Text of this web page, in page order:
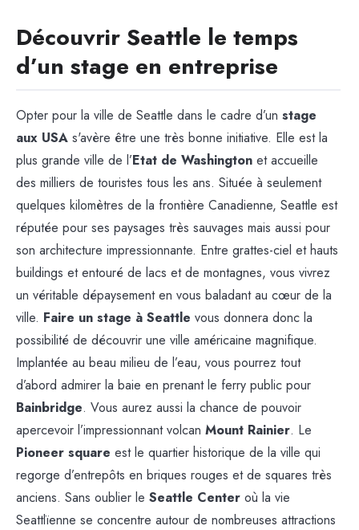
Découvrir Seattle le temps
d’un stage en entreprise
Opter pour la ville de Seattle dans le cadre d’un stage
aux USA s'avère être une très bonne initiative. Elle est la
plus grande ville de l’Etat de Washington et accueille
des milliers de touristes tous les ans. Située à seulement
quelques kilomètres de la frontière Canadienne, Seattle est
réputée pour ses paysages très sauvages mais aussi pour
son architecture impressionnante. Entre grattes-ciel et hauts
buildings et entouré de lacs et de montagnes, vous vivrez
un véritable dépaysement en vous baladant au cœur de la
ville. Faire un stage à Seattle vous donnera donc la
possibilité de découvrir une ville américaine magnifique.
Implantée au beau milieu de l’eau, vous pourrez tout
d’abord admirer la baie en prenant le ferry public pour
Bainbridge. Vous aurez aussi la chance de pouvoir
apercevoir l’impressionnant volcan Mount Rainier. Le
Pioneer square est le quartier historique de la ville qui
regorge d’entrepôts en briques rouges et de squares très
anciens. Sans oublier le Seattle Center où la vie
Seattlïenne se concentre autour de nombreuses attractions